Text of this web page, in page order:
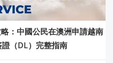
：中國公民在澳洲申請越南
（DL）完整指南